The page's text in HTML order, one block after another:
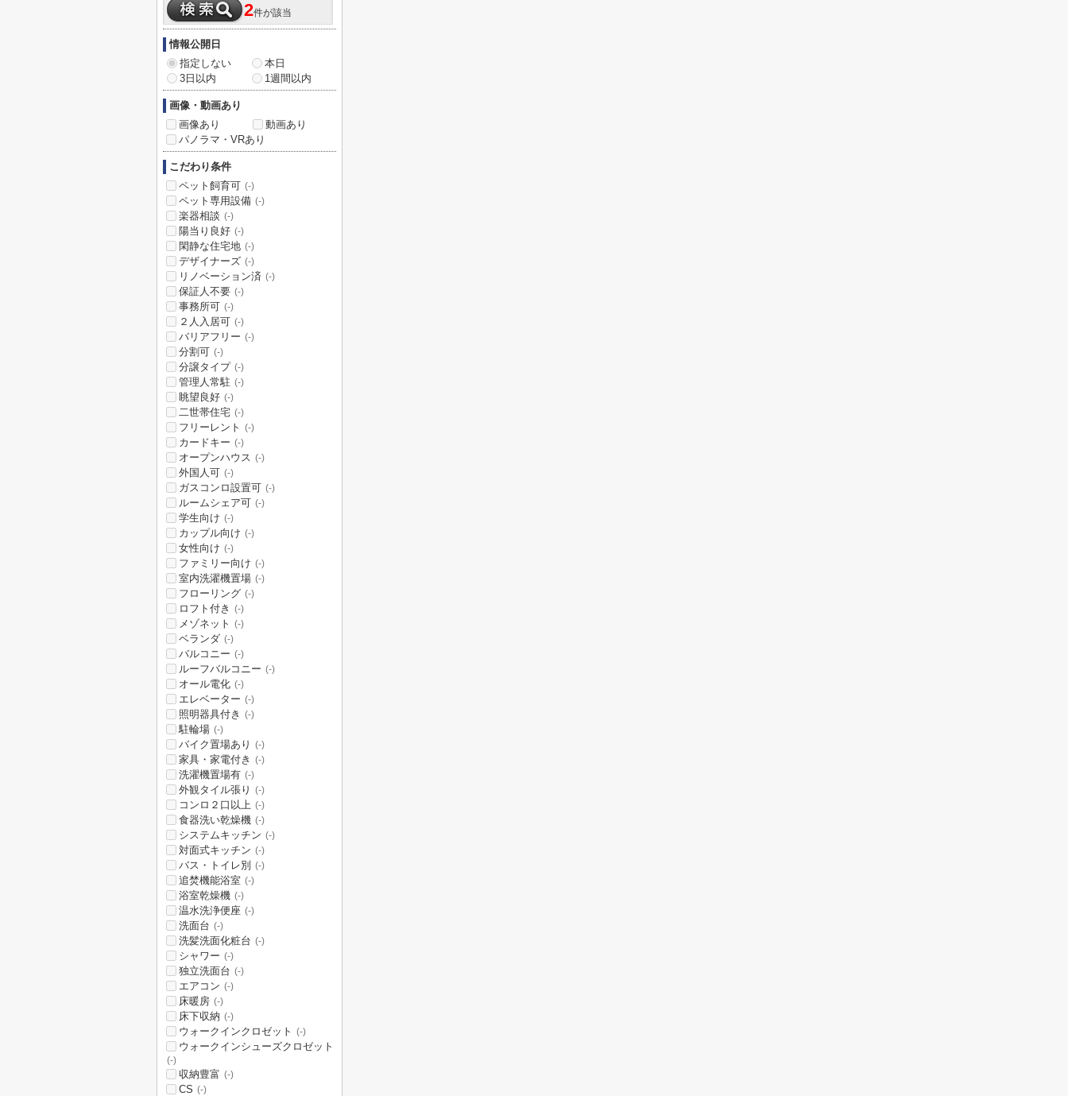
2件が該当
情報公開日
指定しない
本日
3日以内
1週間以内
画像・動画あり
画像あり
動画あり
パノラマ・VRあり
こだわり条件
ペット飼育可 (-)
ペット専用設備 (-)
楽器相談 (-)
陽当り良好 (-)
閑静な住宅地 (-)
デザイナーズ (-)
リノベーション済 (-)
保証人不要 (-)
事務所可 (-)
２人入居可 (-)
バリアフリー (-)
分割可 (-)
分譲タイプ (-)
管理人常駐 (-)
眺望良好 (-)
二世帯住宅 (-)
フリーレント (-)
カードキー (-)
オープンハウス (-)
外国人可 (-)
ガスコンロ設置可 (-)
ルームシェア可 (-)
学生向け (-)
カップル向け (-)
女性向け (-)
ファミリー向け (-)
室内洗濯機置場 (-)
フローリング (-)
ロフト付き (-)
メゾネット (-)
ベランダ (-)
バルコニー (-)
ルーフバルコニー (-)
オール電化 (-)
エレベーター (-)
照明器具付き (-)
駐輪場 (-)
バイク置場あり (-)
家具・家電付き (-)
洗濯機置場有 (-)
外観タイル張り (-)
コンロ２口以上 (-)
食器洗い乾燥機 (-)
システムキッチン (-)
対面式キッチン (-)
バス・トイレ別 (-)
追焚機能浴室 (-)
浴室乾燥機 (-)
温水洗浄便座 (-)
洗面台 (-)
洗髪洗面化粧台 (-)
シャワー (-)
独立洗面台 (-)
エアコン (-)
床暖房 (-)
床下収納 (-)
ウォークインクロゼット (-)
ウォークインシューズクロゼット
(-)
収納豊富 (-)
CS (-)